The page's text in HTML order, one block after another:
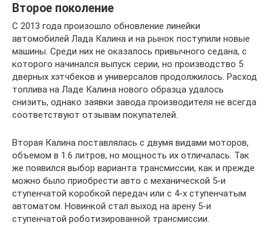
Второе поколение
С 2013 года произошло обновление линейки
автомобилей Лада Калина и на рынок поступили новые
машины. Среди них не оказалось привычного седана, с
которого начинался выпуск серии, но производство 5
дверных хэтчбеков и универсалов продолжилось. Расход
топлива на Ладе Калина нового образца удалось
снизить, однако заявки завода производителя не всегда
соответствуют отзывам покупателей.
Вторая Калина поставлялась с двумя видами моторов,
объемом в 1.6 литров, но мощность их отличалась. Так
же появился выбор варианта трансмиссии, как и прежде
можно было приобрести авто с механической 5-и
ступенчатой коробкой передач или с 4-х ступенчатым
автоматом. Новинкой стал выход на арену 5-и
ступенчатой роботизированной трансмиссии.